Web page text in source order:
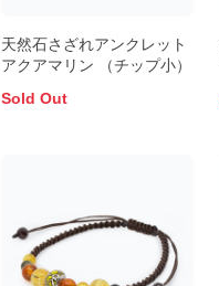
天然石さざれアンクレット
アクアマリン （チップ小）
Sold Out